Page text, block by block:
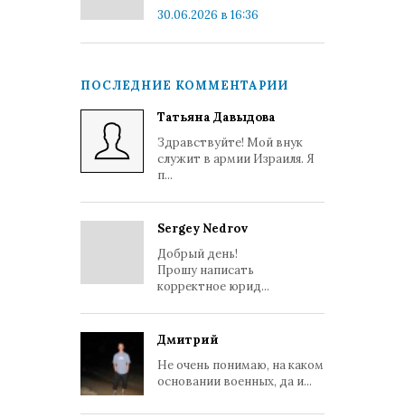
30.06.2026 в 16:36
ПОСЛЕДНИЕ КОММЕНТАРИИ
Татьяна Давыдова
Здравствуйте! Мой внук
служит в армии Израиля. Я
п...
Sergey Nedrov
Добрый день!
Прошу написать
корректное юрид...
Дмитрий
Не очень понимаю, на каком
основании военных, да и...